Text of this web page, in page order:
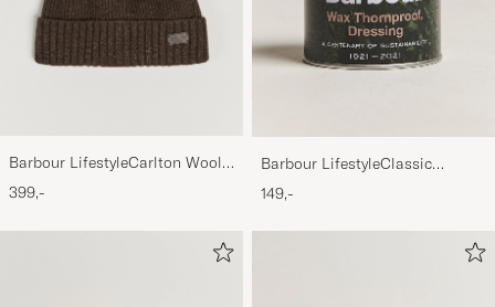
Barbour LifestyleCarlton Wool
BeanieMid Brown
399,-
Barbour LifestyleClassic
Thornproof Dressing
149,-